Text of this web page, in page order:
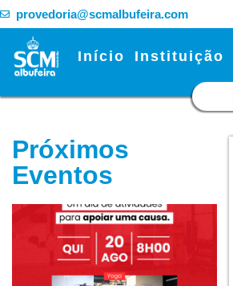
provedoria@scmalbufeira.com
Início Instituição
Próximos
Eventos